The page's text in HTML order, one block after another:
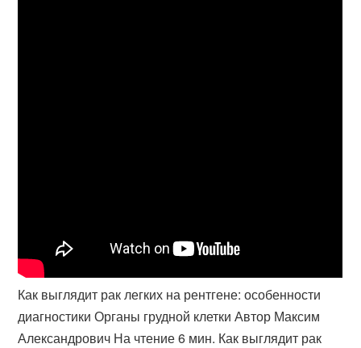
Как выглядит рак легких на рентгене: особенности
диагностики Органы грудной клетки Автор Максим
Александрович На чтение 6 мин. Как выглядит рак